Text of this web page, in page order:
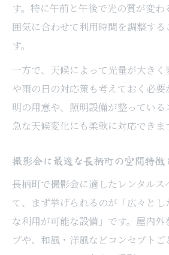
す。特に午前と午後で光の質が変わ
囲気に合わせて利用時間を調整す
す。
一方で、天候によって光量が大きく
や雨の日の対応策も考えておく必
明の用意や、照明設備が整っている
急な天候変化にも柔軟に対応できま
撮影会に最適な長柄町の空間特徴
長柄町で撮影会に適したレンタルス
て、まず挙げられるのが「広々と
な利用が可能な設備」です。屋内外
プや、和風・洋風などコンセプト